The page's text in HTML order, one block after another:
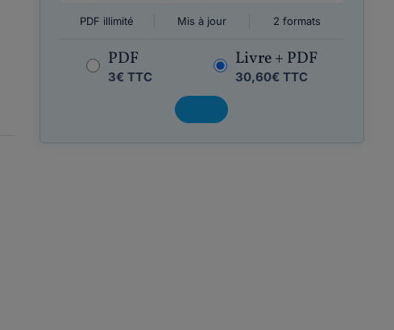
PDF illimité Mis à jour 2 formats
PDF
3€ TTC
Livre + PDF
30,60€ TTC